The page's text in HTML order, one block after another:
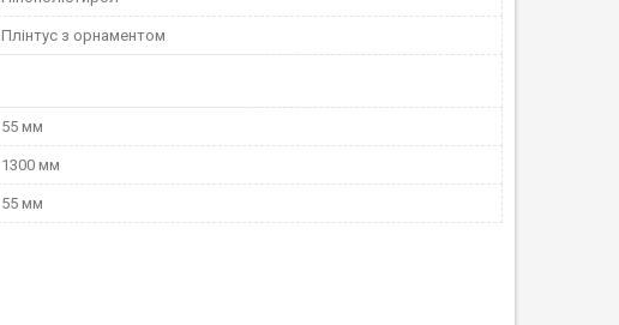
Плінтус з орнаментом
55 мм
1300 мм
55 мм